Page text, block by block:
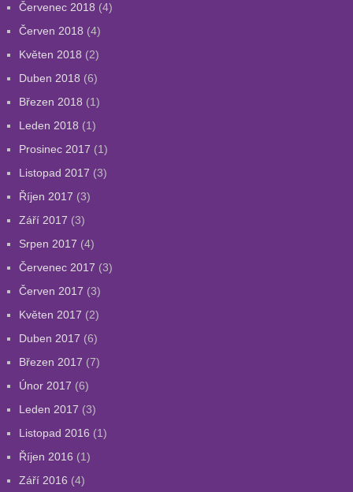
Červenec 2018 (4)
Červen 2018 (4)
Květen 2018 (2)
Duben 2018 (6)
Březen 2018 (1)
Leden 2018 (1)
Prosinec 2017 (1)
Listopad 2017 (3)
Říjen 2017 (3)
Září 2017 (3)
Srpen 2017 (4)
Červenec 2017 (3)
Červen 2017 (3)
Květen 2017 (2)
Duben 2017 (6)
Březen 2017 (7)
Únor 2017 (6)
Leden 2017 (3)
Listopad 2016 (1)
Říjen 2016 (1)
Září 2016 (4)